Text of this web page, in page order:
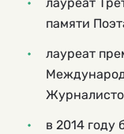
лауреат
памяти
лауреат
в 2014 году